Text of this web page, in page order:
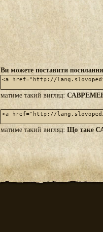
Ви можете поставити
матиме такий вигляд:
матиме такий вигляд: Що таке